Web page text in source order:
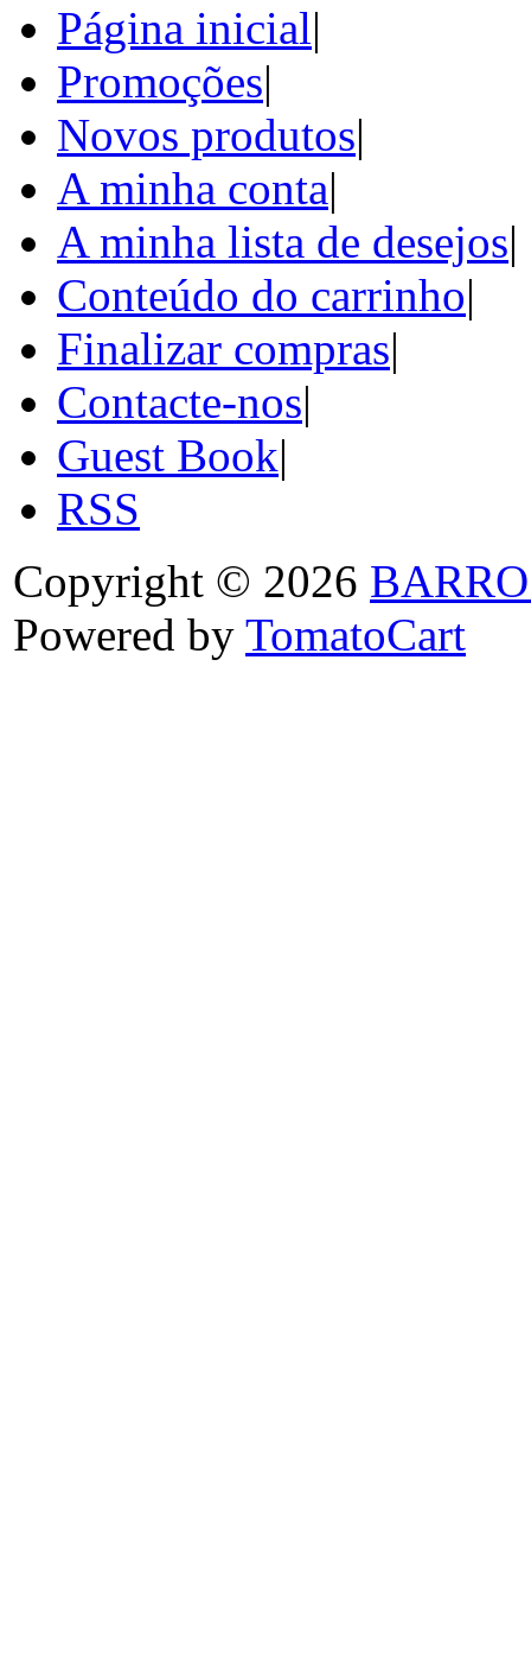
Página inicial|
Promoções|
Novos produtos|
A minha conta|
A minha lista de desejos|
Conteúdo do carrinho|
Finalizar compras|
Contacte-nos|
Guest Book|
RSS
Copyright © 2026
Powered by TomatoCart